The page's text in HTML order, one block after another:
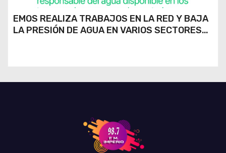
EMOS REALIZA TRABAJOS EN LA RED Y BAJA
LA PRESIÓN DE AGUA EN VARIOS SECTORES